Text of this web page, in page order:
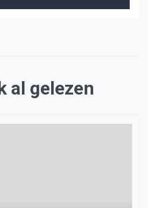
al gelezen